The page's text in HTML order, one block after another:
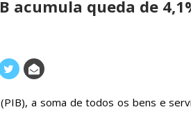
acumula queda de
a soma de todos os bens e